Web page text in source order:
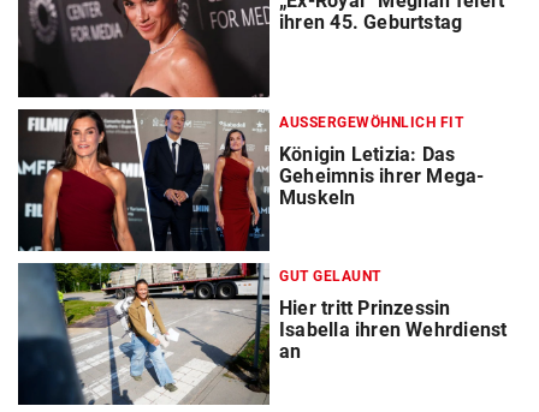
ihren 45. Geburtstag
AUSSERGEWÖHNLICH FIT
Königin Letizia: Das
Geheimnis ihrer Mega-
Muskeln
GUT GELAUNT
Hier tritt Prinzessin
Isabella ihren Wehrdienst
an